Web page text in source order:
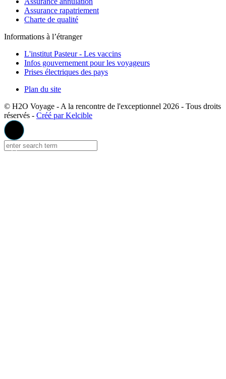
Assurance rapatriement
Charte de qualité
Informations à l’étranger
L'institut Pasteur - Les vaccins
Infos gouvernement pour les voyageurs
Prises électriques des pays
Plan du site
© H2O Voyage - A la rencontre de l'exceptionnel 2026 - Tous droits
réservés - Créé par Kelcible